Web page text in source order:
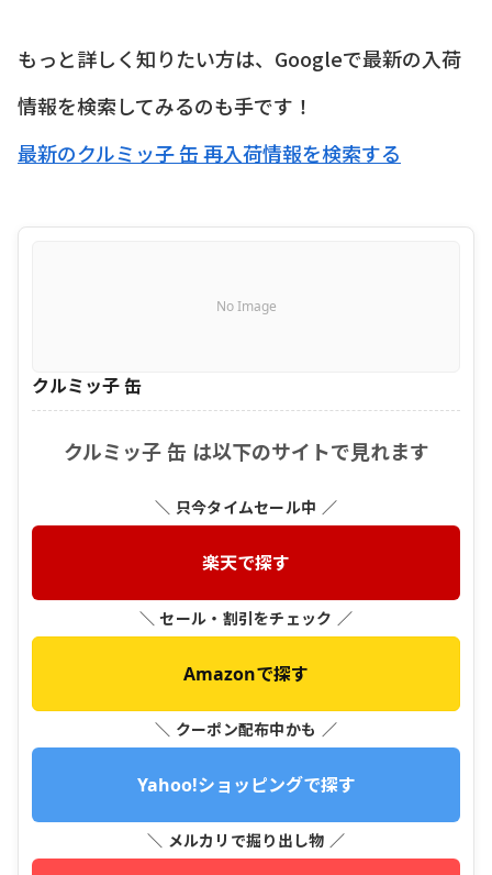
もっと詳しく知りたい方は、Googleで最新の入荷
情報を検索してみるのも手です！
最新のクルミッ子 缶 再入荷情報を検索する
No Image
クルミッ子 缶
クルミッ子 缶 は以下のサイトで見れます
＼ 只今タイムセール中 ／
楽天で探す
＼ セール・割引をチェック ／
Amazonで探す
＼ クーポン配布中かも ／
Yahoo!ショッピングで探す
＼ メルカリで掘り出し物 ／